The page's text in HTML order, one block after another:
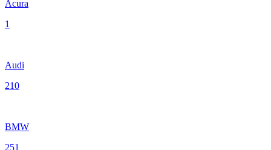
Acura
1
Audi
210
BMW
251